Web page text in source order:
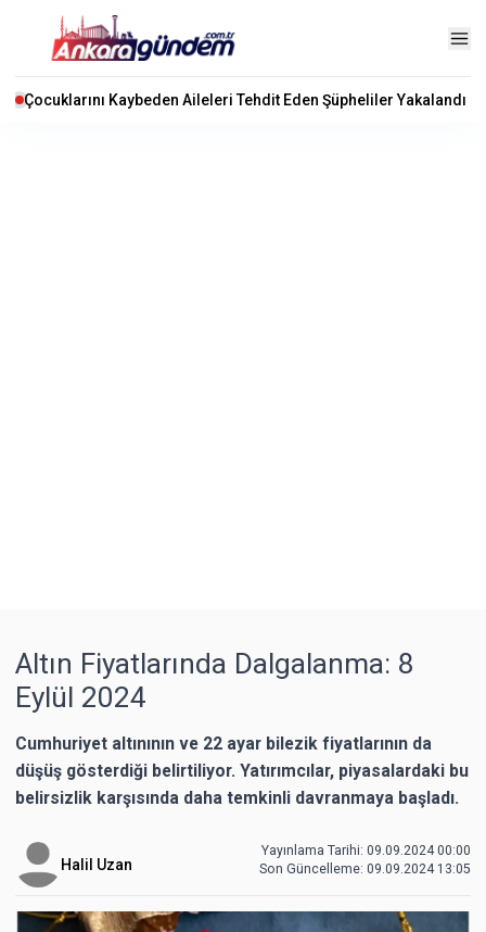
Çocuklarını Kaybeden Aileleri Tehdit Eden Şüpheliler Yakalandı
Altın Fiyatlarında Dalgalanma: 8
Eylül 2024
Cumhuriyet altınının ve 22 ayar bilezik fiyatlarının da
düşüş gösterdiği belirtiliyor. Yatırımcılar, piyasalardaki bu
belirsizlik karşısında daha temkinli davranmaya başladı.
Halil Uzan
Yayınlama Tarihi: 09.09.2024 00:00
Son Güncelleme: 09.09.2024 13:05